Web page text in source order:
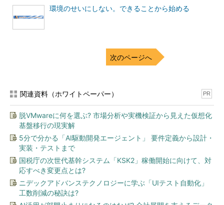
このような意見が多いのではないかと思います。確かに、もっ
とヒアリングしていれば良かったのでしょうし、社長も、もっと
詳細に仕様を提示する必要があったのかもしれません。
これらはとても大切なことです。しかし、筆者が社長から話を
聞きながら感じたのは、「Webサイトを作る方が、自分のこだわ
社長がWebサイトに求めていたのは「温かさ」と「売り上げに
つながること」でした。けれども、デザイナーがこだわったのは
「美しさ」だったのでしょう。デザイナーであれば、デザインや
美しさにこだわるのは当然のことですが、顧客が本当に望んでい
るものを提供できないのなら、意味がありません。これは、致命
的なミスといっていいでしょう。
顧客が望んでいるものと、制作者のこだわり。このギャップ
が、評価につながらなかったのでしょう。才能がある人こそ、陥
環境のせいにしない。できることから始める
次のページへ
関連資料（ホワイトペーパー） PR
脱VMwareに何を選ぶ? 市場分析や実機検証から見えた仮想化
基盤移行の現実解
5分で分かる「AI駆動開発エージェント」 要件定義から設計・
実装・テストまで
国税庁の次世代基幹システム「KSK2」稼働開始に向けて、対
応すべき変更点とは?
ニデックアドバンステクノロジーに学ぶ「UIテスト自動化」
工数削減の秘訣は?